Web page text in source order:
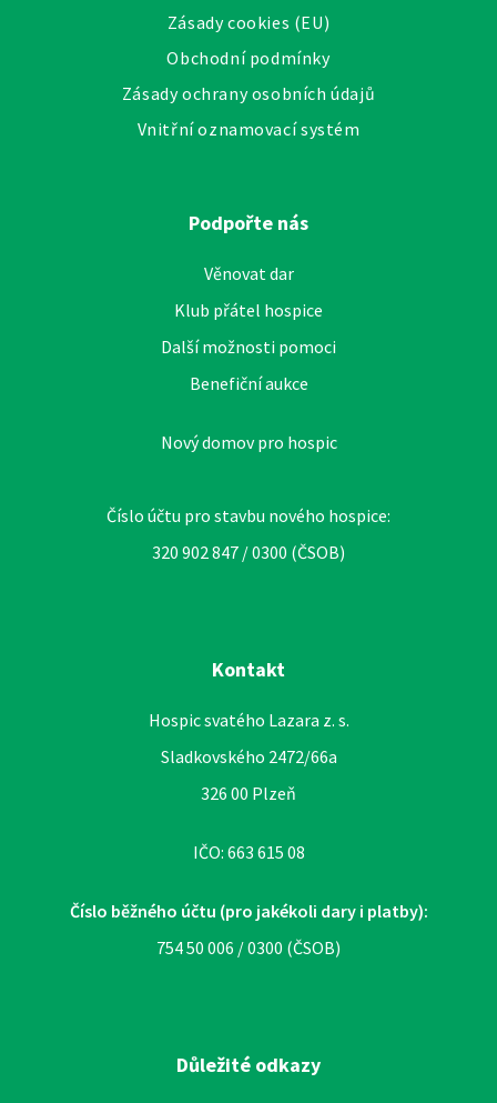
Zásady cookies (EU)
Obchodní podmínky
Zásady ochrany osobních údajů
Vnitřní oznamovací systém
Podpořte nás
Věnovat dar
Klub přátel hospice
Další možnosti pomoci
Benefiční aukce
Nový domov pro hospic
Číslo účtu pro stavbu nového hospice:
320 902 847 / 0300 (ČSOB)
Kontakt
Hospic svatého Lazara z. s.
Sladkovského 2472/66a
326 00 Plzeň
IČO: 663 615 08
Číslo běžného účtu (pro jakékoli dary i platby):
754 50 006 / 0300 (ČSOB)
Důležité odkazy